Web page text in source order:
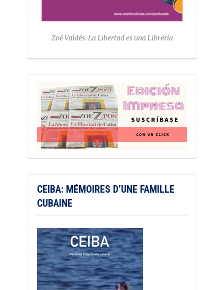
Zoé Valdés. La Libertad es una Librería
CEIBA: MÉMOIRES D’UNE FAMILLE
CUBAINE